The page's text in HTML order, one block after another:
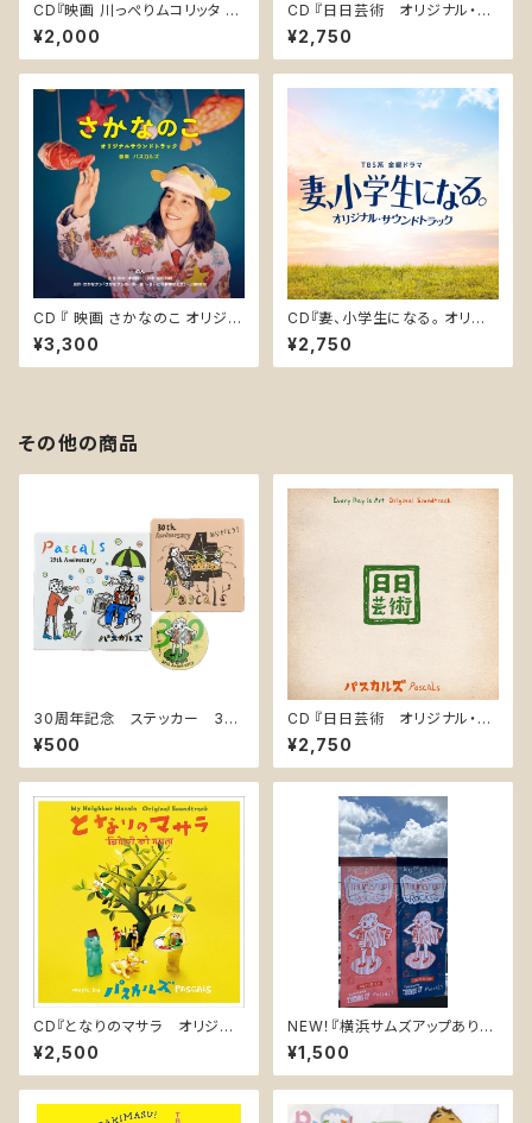
CD『映画 川っぺりムコリッタ オ
リジナル・サウンドトラック』(PO
CE-12190)
¥2,000
CD 『日日芸術 オリジナル・サ
ウンドトラック / Every Day i
s Art Original Soundtrack』
PASK-0010
¥2,750
CD 『 映画 さかなのこ オリジナ
ルサウンドトラック』(LACA-25
013)
¥3,300
CD『妻、小学生になる。 オリジ
ナルサウンドトラック』(UZCL-2
228)
¥2,750
その他の商品
30周年記念 ステッカー 3枚
組
¥500
CD 『日日芸術 オリジナル・サ
ウンドトラック / Every Day i
s Art Original Soundtrack』
PASK-0010
¥2,750
CD『となりのマサラ オリジナ
ル・サウンドトラック』(PASK-00
09)
¥2,500
NEW！『横浜サムズアップありが
とうっ！記念手ぬぐい』2026 7/
21,22
¥1,500